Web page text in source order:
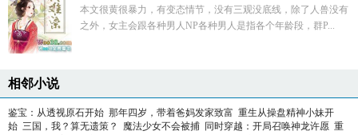
本文很黄很暴力，有变态情节，没有三观没底线，除了人兽没有
之外，女主会跟各种男人NP各种男人是指各个年龄段，群P...
相邻小说
鉴宝：从透视原石开始 那年四岁，带着爸妈发家致富 重生从操盘精神小妹开
始 三国，我？算无遗策？ 魔法少女不会被捕 同时穿越：开局召唤神龙许愿 重